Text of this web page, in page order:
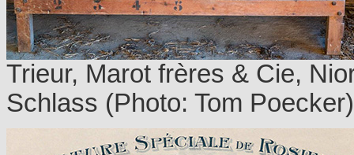
Trieur, Marot frères & Cie,
Schlass (Photo: Tom Poecker)